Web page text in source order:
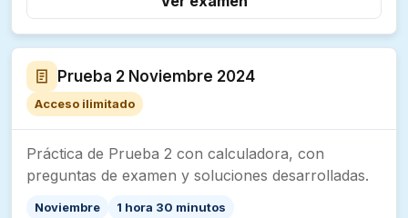
Prueba 2 Noviembre 2024
Acceso ilimitado
Práctica de Prueba 2 con calculadora, con
preguntas de examen y soluciones desarrolladas.
Noviembre 1 hora 30 minutos